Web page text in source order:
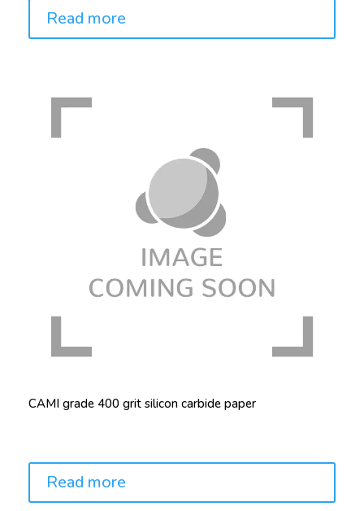
Read more
CAMI grade 400 grit silicon carbide paper
Read more